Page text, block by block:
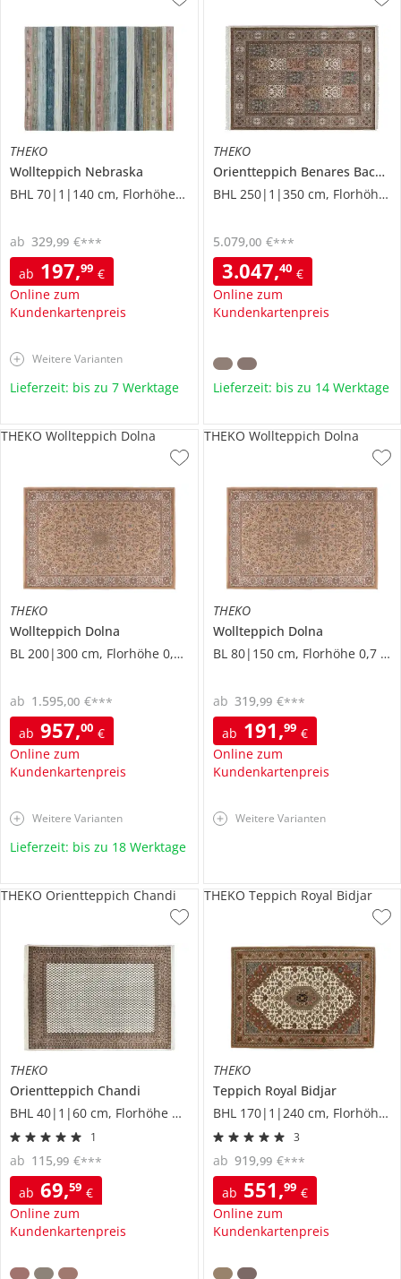
THEKO
Wollteppich Nebraska
BHL 70|1|140 cm, Florhöhe 0,8 cm
ab 197,99 €
Online zum
Kundenkartenpreis
ab 329,99 €***
Weitere Varianten
Lieferzeit: bis zu 7 Werktage
THEKO
Orientteppich Benares Bachtiari
BHL 250|1|350 cm, Florhöhe 0,9 cm
3.047,40 €
Online zum
Kundenkartenpreis
5.079,00 €***
Lieferzeit: bis zu 14 Werktage
THEKO
Wollteppich Dolna
BL 200|300 cm, Florhöhe 0,7 cm
ab 957,00 €
Online zum
Kundenkartenpreis
ab 1.595,00 €***
THEKO Wollteppich Dolna
Weitere Varianten
Lieferzeit: bis zu 18 Werktage
THEKO
Wollteppich Dolna
BL 80|150 cm, Florhöhe 0,7 cm
ab 191,99 €
Online zum
Kundenkartenpreis
ab 319,99 €***
THEKO Wollteppich Dolna
Weitere Varianten
THEKO
Orientteppich Chandi
BHL 40|1|60 cm, Florhöhe 0,9 cm
1
ab 69,59 €
Online zum
Kundenkartenpreis
ab 115,99 €***
THEKO Orientteppich Chandi
THEKO
Teppich Royal Bidjar
BHL 170|1|240 cm, Florhöhe 1,2 cm
3
ab 551,99 €
Online zum
Kundenkartenpreis
ab 919,99 €***
THEKO Teppich Royal Bidjar